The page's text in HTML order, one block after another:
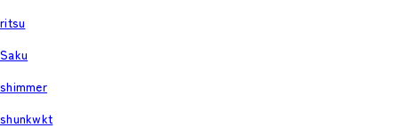
ritsu
Saku
shimmer
shunkwkt